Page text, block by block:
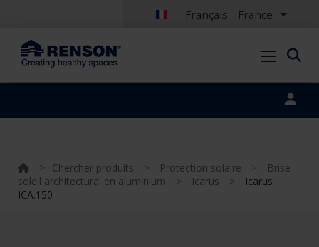
Français - France
> Chercher produits > Protection solaire >
Brise-
soleil architectural en aluminium
> Icarus >
Icarus
ICA.150